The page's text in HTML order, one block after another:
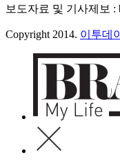
보도자료 및 기사제보 :
Copyright 2014. 이투데